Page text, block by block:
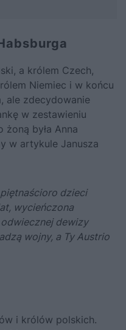
a królem Czech,
Niemiec i w końcu
ale zdecydowanie
w zestawieniu
żoną była Anna
w artykule Janusza
dzieci
wycieńczona
dewizy
wojny, a Ty Austrio
i królów polskich.